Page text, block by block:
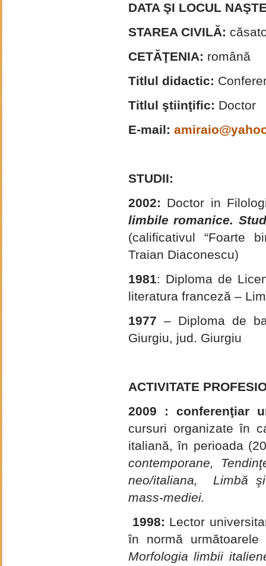
DATA ŞI LOCUL
STAREA CIVILĂ:
CETĂŢENIA: română
Titlul didactic:
Titlul ştiinţific: Doctor
E-mail:
STUDII:
2002: Doctor in
limbile romanice.
(calificativul “Foarte
Traian Diaconescu)
1981: Diploma de
literatura franceză –
1977 – Diploma de
Giurgiu, jud. Giurgiu
ACTIVITATE
2009 : conferenţiar
cursuri organizate în
italiană, în perioada
contemporane,
neo/italiana, Limbă
mass-mediei.
1998: Lector
în normă
Morfologia limbii